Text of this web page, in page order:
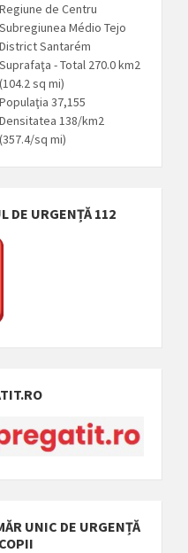
Regiune de Centru
Subregiunea Médio Tejo
District Santarém
Suprafaţa - Total 270.0 km2
(104.2 sq mi)
Populaţia 37,155
Densitatea 138/km2
(357.4/sq mi)
DE URGENȚĂ 112
UNIC DE URGENȚĂ